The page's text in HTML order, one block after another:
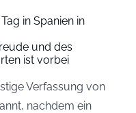
in Spanien in
und des
ist vorbei
Verfassung von
nachdem ein